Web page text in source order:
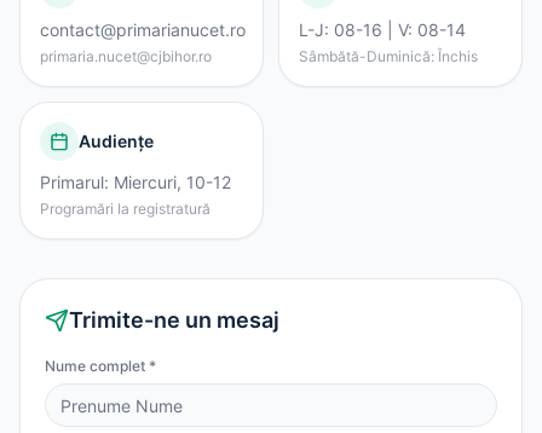
contact@primarianucet.ro
primaria.nucet@cjbihor.ro
L-J: 08-16 | V: 08-14
Sâmbătă-Duminică: Închis
Audiențe
Primarul: Miercuri, 10-12
Programări la registratură
Trimite-ne un mesaj
Nume complet *